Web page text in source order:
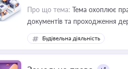
Про що тема: Тема охоплює
документів та проходження
Будівельна діяльність